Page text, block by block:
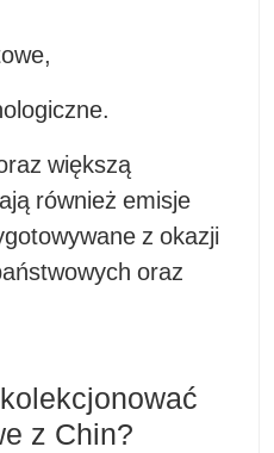
większą
również emisje
z okazji
oraz
z Chin?